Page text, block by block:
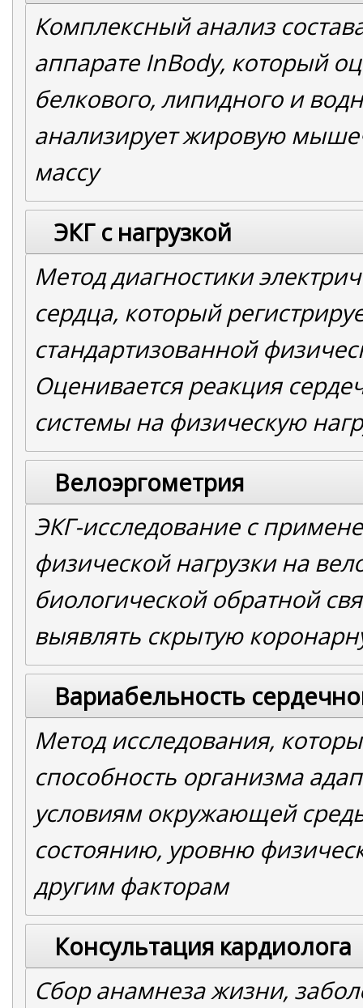
Комплексный анализ
аппарате InBody, который
белкового, липидного и
анализирует жировую
массу
ЭКГ с нагрузкой
Метод диагностики
сердца, который
стандартизованной
Оценивается реакция
системы на физическую
Велоэргометрия
ЭКГ-исследование с
физической нагрузки на
биологической обратной
выявлять скрытую
Вариабельность
Метод исследования,
способность организма
условиям окружающей
состоянию, уровню
другим факторам
Консультация кардиолога
Сбор анамнеза жизни,